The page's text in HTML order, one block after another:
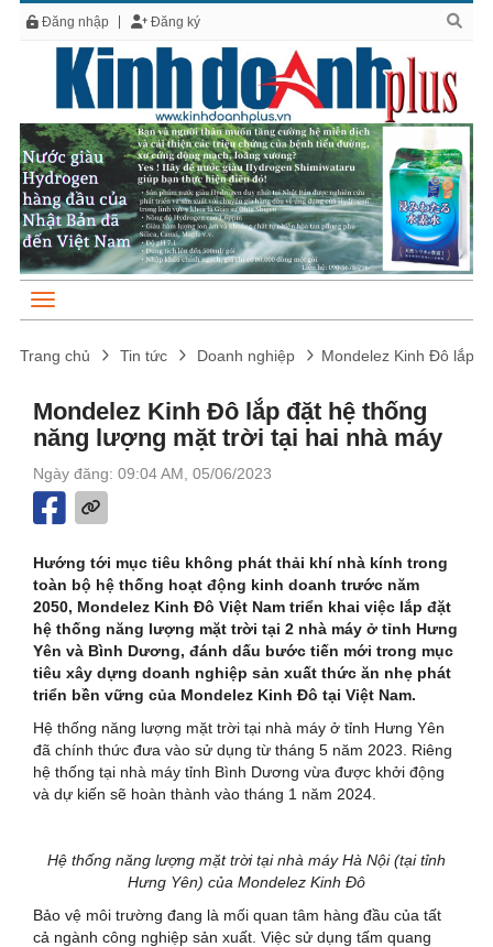
Đăng nhập Đăng ký
Trang chủ Tin tức Doanh nghiệp Mondelez Kinh Đô lắp
Mondelez Kinh Đô lắp đặt hệ thống
năng lượng mặt trời tại hai nhà máy
Ngày đăng: 09:04 AM, 05/06/2023
Hướng tới mục tiêu không phát thải khí nhà kính trong
toàn bộ hệ thống hoạt động kinh doanh trước năm
2050, Mondelez Kinh Đô Việt Nam triển khai việc lắp đặt
hệ thống năng lượng mặt trời tại 2 nhà máy ở tỉnh Hưng
Yên và Bình Dương, đánh dấu bước tiến mới trong mục
tiêu xây dựng doanh nghiệp sản xuất thức ăn nhẹ phát
triển bền vững của Mondelez Kinh Đô tại Việt Nam.
Hệ thống năng lượng mặt trời tại nhà máy ở tỉnh Hưng Yên
đã chính thức đưa vào sử dụng từ tháng 5 năm 2023. Riêng
hệ thống tại nhà máy tỉnh Bình Dương vừa được khởi động
và dự kiến sẽ hoàn thành vào tháng 1 năm 2024.
Hệ thống năng lượng mặt trời tại nhà máy Hà Nội (tại tỉnh
Hưng Yên) của Mondelez Kinh Đô
Bảo vệ môi trường đang là mối quan tâm hàng đầu của tất
cả ngành công nghiệp sản xuất. Việc sử dụng tấm quang